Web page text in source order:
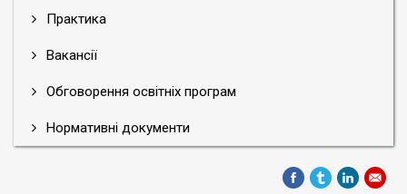
Практика
Вакансії
Обговорення освітніх програм
Нормативні документи